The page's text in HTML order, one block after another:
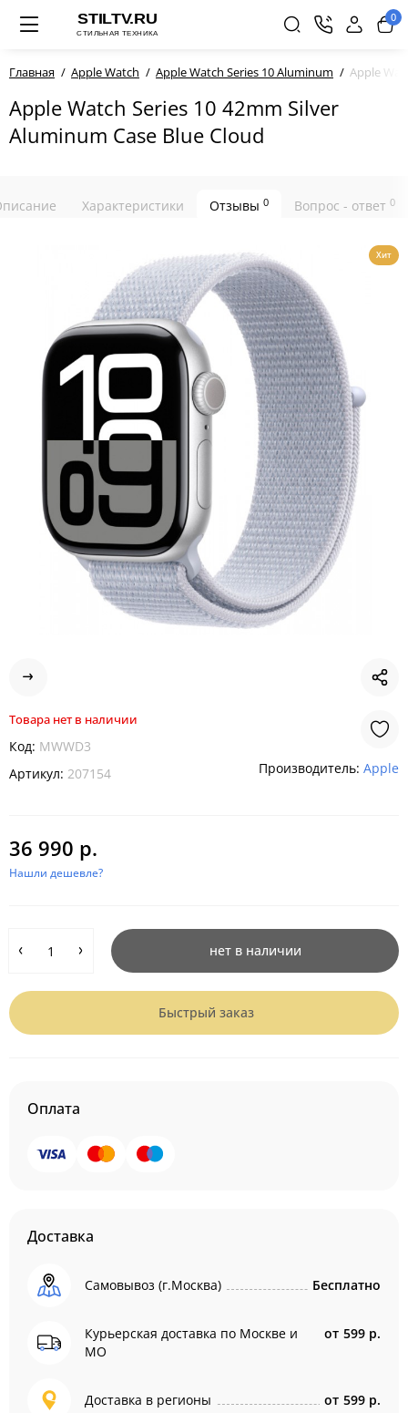
0
Главная Apple Watch Apple Watch Series 10 Aluminum Apple
Apple Watch Series 10 42mm Silver
Aluminum Case Blue Cloud
Характеристики Отзывы 0 Вопрос - ответ 0
Хит
Товара нет в наличии
Код: MWWD3
Артикул: 207154 Производитель: Apple
36 990 р.
Нашли дешевле?
нет в наличии
Быстрый заказ
Оплата
Доставка
Самовывоз (г.Москва) Бесплатно
Курьерская доставка по Москве и
МО
от 599 р.
Доставка в регионы от 599 р.